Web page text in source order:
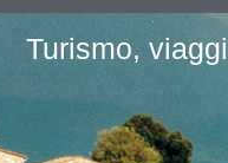
Turismo,